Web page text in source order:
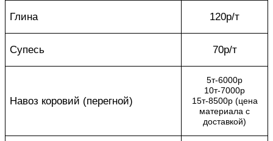
Глина 120р/т
Супесь 70р/т
Навоз коровий (перегной)
5т-6000р
10т-7000р
15т-8500р (цена
материала с
доставкой)